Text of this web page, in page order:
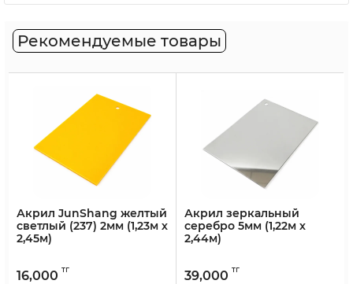
Рекомендуемые товары
Акрил JunShang желтый
светлый (237) 2мм (1,23м х
2,45м)
16,000 тг
Акрил зеркальный
серебро 5мм (1,22м х
2,44м)
39,000 тг